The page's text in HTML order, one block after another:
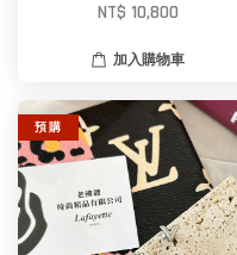
NT$ 10,800
加入購物車
預 購